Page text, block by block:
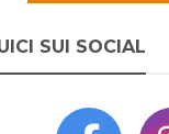
SUI SOCIAL